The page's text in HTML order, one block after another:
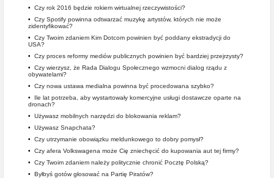
• Czy rok 2016 będzie rokiem wirtualnej rzeczywistości?
• Czy Spotify powinna odtwarzać muzykę artystów, których nie może
zidentyfikować?
• Czy Twoim zdaniem Kim Dotcom powinien być poddany ekstradycji do
USA?
• Czy proces reformy mediów publicznych powinien być bardziej przejrzysty?
• Czy wierzysz, że Rada Dialogu Społecznego wzmocni dialog rządu z
obywatelami?
• Czy nowa ustawa medialna powinna być procedowana szybko?
• Ile lat potrzeba, aby wystartowały komercyjne usługi dostawcze oparte na
dronach?
• Używasz mobilnych narzędzi do blokowania reklam?
• Używasz Snapchata?
• Czy utrzymanie obowiązku meldunkowego to dobry pomysł?
• Czy afera Volkswagena może Cię zniechęcić do kupowania aut tej firmy?
• Czy Twoim zdaniem należy politycznie chronić Pocztę Polską?
• Byłbyś gotów głosować na Partię Piratów?